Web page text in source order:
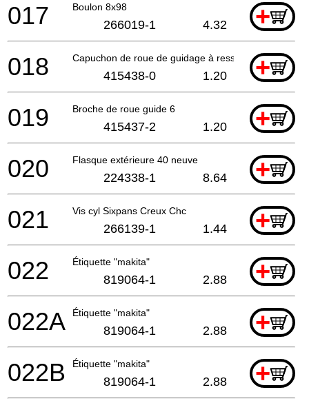
Boulon 8x98 +
017 266019-1 4.32
Capuchon de roue de guidage à ressort +
018 415438-0 1.20
Broche de roue guide 6 +
019 415437-2 1.20
Flasque extérieure 40 neuve +
020 224338-1 8.64
Vis cyl Sixpans Creux Chc +
021 266139-1 1.44
Étiquette "makita" +
022 819064-1 2.88
Étiquette "makita" +
022A 819064-1 2.88
Étiquette "makita" +
022B 819064-1 2.88